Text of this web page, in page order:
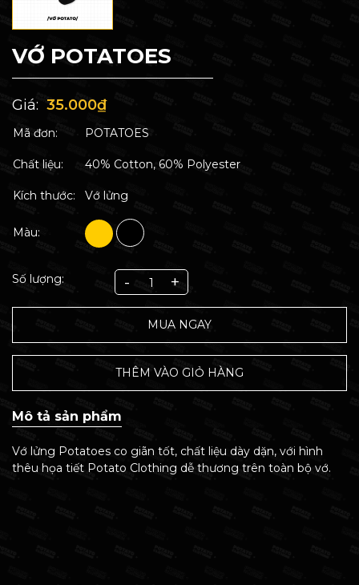
VỚ POTATOES
Giá: 35.000₫
Mã đơn: POTATOES
Chất liệu: 40% Cotton, 60% Polyester
Kích thước: Vớ lửng
Màu:
Số lượng: - +
MUA NGAY
THÊM VÀO GIỎ HÀNG
Mô tả sản phẩm
Vớ lửng Potatoes co giãn tốt, chất liệu dày dặn, với hình
thêu họa tiết Potato Clothing dễ thương trên toàn bộ vớ.